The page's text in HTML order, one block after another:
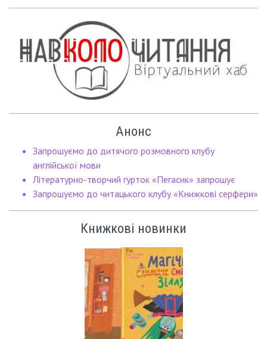
Анонс
Запрошуємо до дитячого розмовного клубу
англійської мови
Літературно-творчий гурток «Пегасик» запрошує
Запрошуємо до читацького клубу «Книжкові серфери»
Книжкові новинки